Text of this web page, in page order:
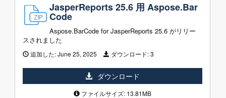
JasperReports 25.6 用 Aspose.Bar
Code
Aspose.BarCode for JasperReports 25.6 がリリー
スされました
追加した:June 25, 2025 ダウンロード:3
ダウンロード
ファイルサイズ: 13.81MB